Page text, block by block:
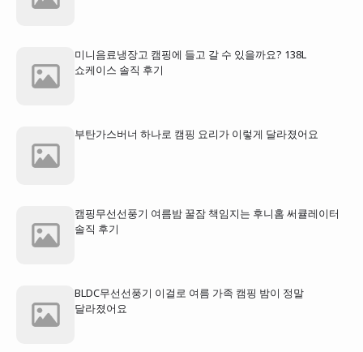
미니음료냉장고 캠핑에 들고 갈 수 있을까요? 138L
쇼케이스 솔직 후기
부탄가스버너 하나로 캠핑 요리가 이렇게 달라졌어요
캠핑무선선풍기 여름밤 꿀잠 책임지는 후니홈 써큘레이터
솔직 후기
BLDC무선선풍기 이걸로 여름 가족 캠핑 밤이 정말
달라졌어요